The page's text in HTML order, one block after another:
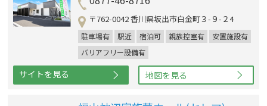
〒762-0042 香川県坂出市白金町３-９-２4
駐車場有 駅近 宿泊可 親族控室有
安置施設有
バリアフリー設備有
サイトを見る 地図を見る